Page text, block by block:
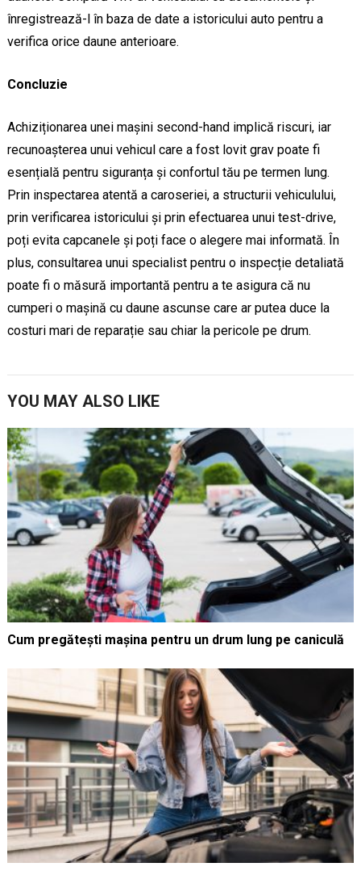
înregistrează-l în baza de date a istoricului auto pentru a
verifica orice daune anterioare.
Concluzie
Achiziționarea unei mașini second-hand implică riscuri, iar
recunoașterea unui vehicul care a fost lovit grav poate fi
esențială pentru siguranța și confortul tău pe termen lung.
Prin inspectarea atentă a caroseriei, a structurii vehiculului,
prin verificarea istoricului și prin efectuarea unui test-drive,
poți evita capcanele și poți face o alegere mai informată. În
plus, consultarea unui specialist pentru o inspecție detaliată
poate fi o măsură importantă pentru a te asigura că nu
cumperi o mașină cu daune ascunse care ar putea duce la
costuri mari de reparație sau chiar la pericole pe drum.
YOU MAY ALSO LIKE
Cum pregătești mașina pentru un drum lung pe caniculă